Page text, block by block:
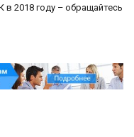
2018 году – обращайтесь